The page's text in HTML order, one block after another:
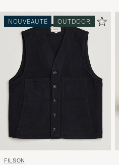
NOUVEAUTÉ OUTDOOR
FILSON